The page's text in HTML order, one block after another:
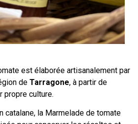
est élaborée artisanalement par
de Tarragone, à partir de
propre culture.
catalane, la Marmelade de tomate